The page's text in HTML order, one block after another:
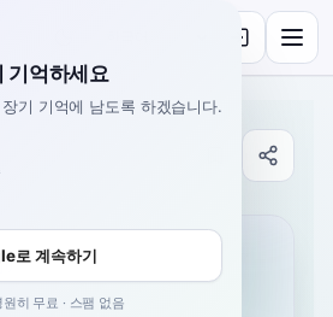
억하세요
기 기억에 남도록 하겠습니다.
로 계속하기
히 무료 · 스팸 없음